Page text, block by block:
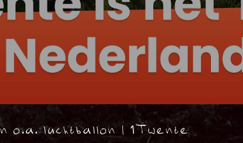
o.a. luchtballon | 1Twente